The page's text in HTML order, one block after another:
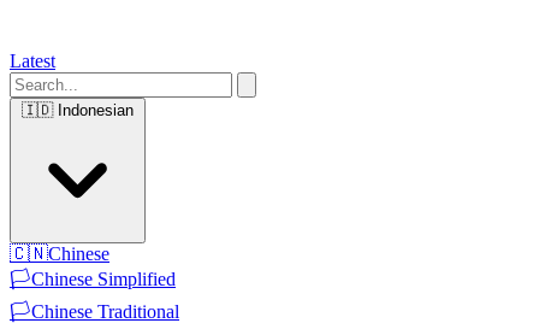
Latest
🇮🇩 Indonesian
🇨🇳Chinese
🏳️Chinese Simplified
🏳️Chinese Traditional